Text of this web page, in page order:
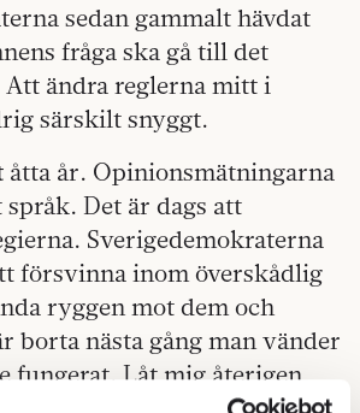
sedan gammalt hävdat
fråga ska gå till det
ändra reglerna mitt i
särskilt snyggt.
åtta år. Opinionsmätningarna
Det är dags att
Sverigedemokraterna
försvinna inom överskådlig
ryggen mot dem och
borta nästa gång man vänder
fungerat. Låt mig återigen